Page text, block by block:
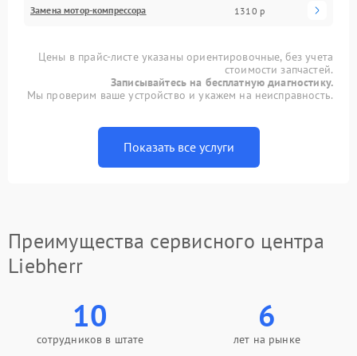
Замена мотор-компрессора 1310 р
Цены в прайс-листе указаны ориентировочные, без учета
стоимости запчастей.
Записывайтесь на бесплатную диагностику.
Мы проверим ваше устройство и укажем на неисправность.
Показать все услуги
Преимущества сервисного центра
Liebherr
10
сотрудников в штате
6
лет на рынке